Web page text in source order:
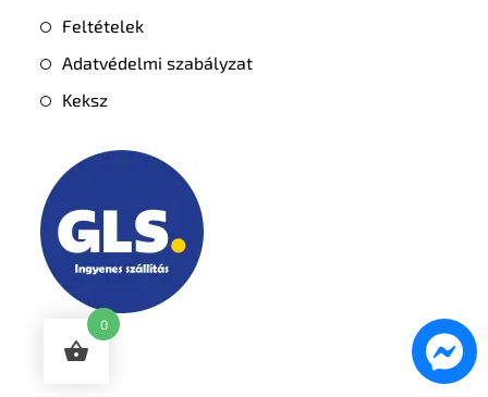
Feltételek
Adatvédelmi szabályzat
Keksz
0